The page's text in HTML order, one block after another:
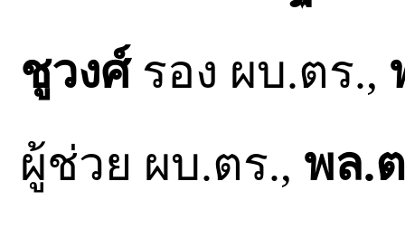
ชูวงศ์รอง ผบ.ตร.,
ผู้ช่วย ผบ.ตร., พล.